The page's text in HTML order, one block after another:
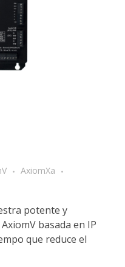
AxiomXa
potente y
basada en IP
que reduce el